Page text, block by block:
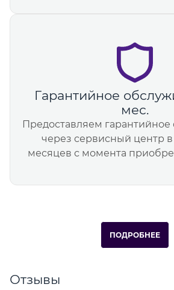
Гарантийное
мес.
Предоставляем
через сервисный центр в
месяцев с момента
ПОДРОБНЕЕ
Отзывы